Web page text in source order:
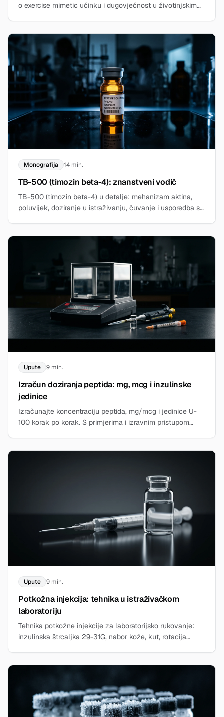
o exercise mimetic učinku i dugovječnost u životinjskim
Monografija 14 min.
TB-500 (timozin beta-4): znanstveni vodič
TB-500 (timozin beta-4) u detalje: mehanizam aktina,
poluvijek, doziranje u istraživanju, čuvanje i usporedba s
Upute 9 min.
Izračun doziranja peptida: mg, mcg i inzulinske
jedinice
Izračunajte koncentraciju peptida, mg/mcg i jedinice U-
100 korak po korak. S primjerima i izravnim pristupom
Upute 9 min.
Potkožna injekcija: tehnika u istraživačkom
laboratoriju
Tehnika potkožne injekcije za laboratorijsko rukovanje:
inzulinska štrcaljka 29-31G, nabor kože, kut, rotacija